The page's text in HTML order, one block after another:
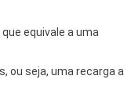
equivale a uma
ou seja, uma recarga a